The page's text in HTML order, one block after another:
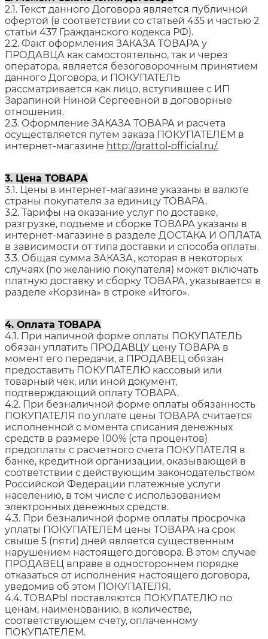
2.1. Текст данного Договора является публичной
офертой (в соответствии со статьей 435 и частью 2
статьи 437 Гражданского кодекса РФ).
2.2. Факт оформления ЗАКАЗА ТОВАРА у
ПРОДАВЦА как самостоятельно, так и через
оператора, является безоговорочным принятием
данного Договора, и ПОКУПАТЕЛЬ
рассматривается как лицо, вступившее с ИП
Зарапиной Ниной Сергеевной в договорные
отношения.
2.3. Оформление ЗАКАЗА ТОВАРА и расчета
осуществляется путем заказа ПОКУПАТЕЛЕМ в
интернет-магазине http://grattol-official.ru/.
3. Цена ТОВАРА
3.1. Цены в интернет-магазине указаны в валюте
страны покупателя за единицу ТОВАРА.
3.2. Тарифы на оказание услуг по доставке,
разгрузке, подъеме и сборке ТОВАРА указаны в
интернет-магазине в разделе ДОСТАКА И ОПЛАТА
в зависимости от типа доставки и способа оплаты.
3.3. Общая сумма ЗАКАЗА, которая в некоторых
случаях (по желанию покупателя) может включать
платную доставку и сборку ТОВАРА, указывается в
разделе «Корзина» в строке «Итого».
4. Оплата ТОВАРА
4.1. При наличной форме оплаты ПОКУПАТЕЛЬ
обязан уплатить ПРОДАВЦУ цену ТОВАРА в
момент его передачи, а ПРОДАВЕЦ обязан
предоставить ПОКУПАТЕЛЮ кассовый или
товарный чек, или иной документ,
подтверждающий оплату ТОВАРА.
4.2. При безналичной форме оплаты обязанность
ПОКУПАТЕЛЯ по уплате цены ТОВАРА считается
исполненной с момента списания денежных
средств в размере 100% (ста процентов)
предоплаты с расчетного счета ПОКУПАТЕЛЯ в
банке, кредитной организации, оказывающей в
соответствии с действующим законодательством
Российской Федерации платежные услуги
населению, в том числе с использованием
электронных денежных средств.
4.3. При безналичной форме оплаты просрочка
уплаты ПОКУПАТЕЛЕМ цены ТОВАРА на срок
свыше 5 (пяти) дней является существенным
нарушением настоящего договора. В этом случае
ПРОДАВЕЦ вправе в одностороннем порядке
отказаться от исполнения настоящего договора,
уведомив об этом ПОКУПАТЕЛЯ.
4.4. ТОВАРЫ поставляются ПОКУПАТЕЛЮ по
ценам, наименованию, в количестве,
соответствующем счету, оплаченному
ПОКУПАТЕЛЕМ.